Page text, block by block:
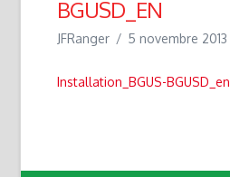
BGUSD_EN
JFRanger 5 novembre 2013
Installation_BGUS-BGUSD_en